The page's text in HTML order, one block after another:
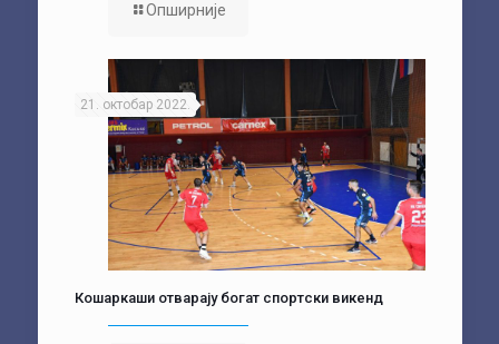
Опширније
21. октобар 2022.
Кошаркаши отварају богат спортски викенд